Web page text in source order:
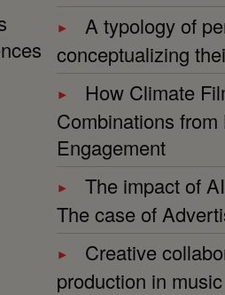
A typology of
conceptualizing
How Climate
Combinations
Engagement
The impact of
The case of
Creative
production in music